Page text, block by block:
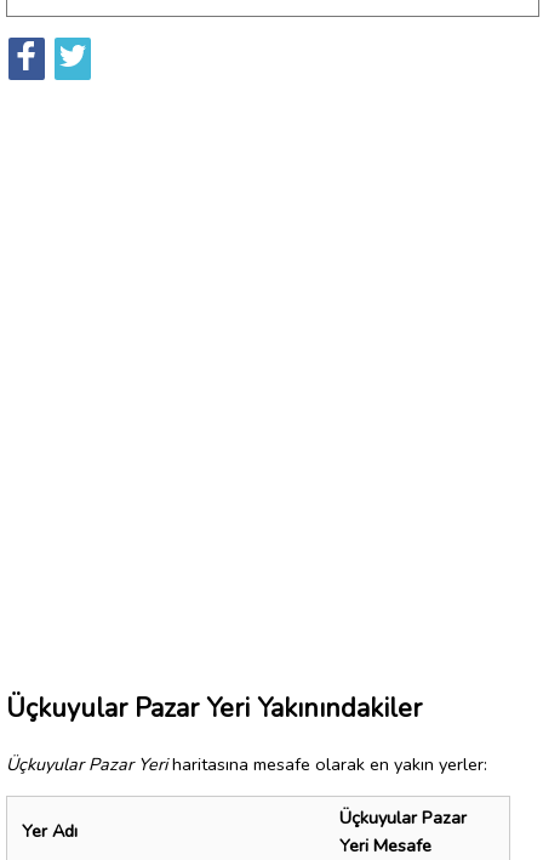
Üçkuyular Pazar Yeri Yakınındakiler
Üçkuyular Pazar Yeriharitasına mesafe olarak en yakın yerler:
Yer Adı
Üçkuyular Pazar
Yeri Mesafe